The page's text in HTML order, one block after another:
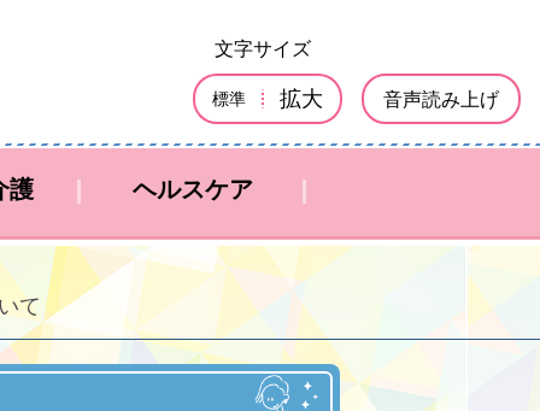
文字サイズ
標準 拡大 音声読み上げ
護 ヘルスケア
て